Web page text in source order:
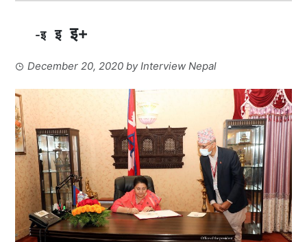
-इ इ इ+
December 20, 2020 byInterview Nepal